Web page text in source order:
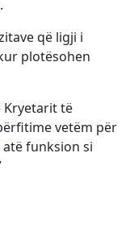
që ligji i
plotësohen
Kryetarit të
vetëm për
funksion si